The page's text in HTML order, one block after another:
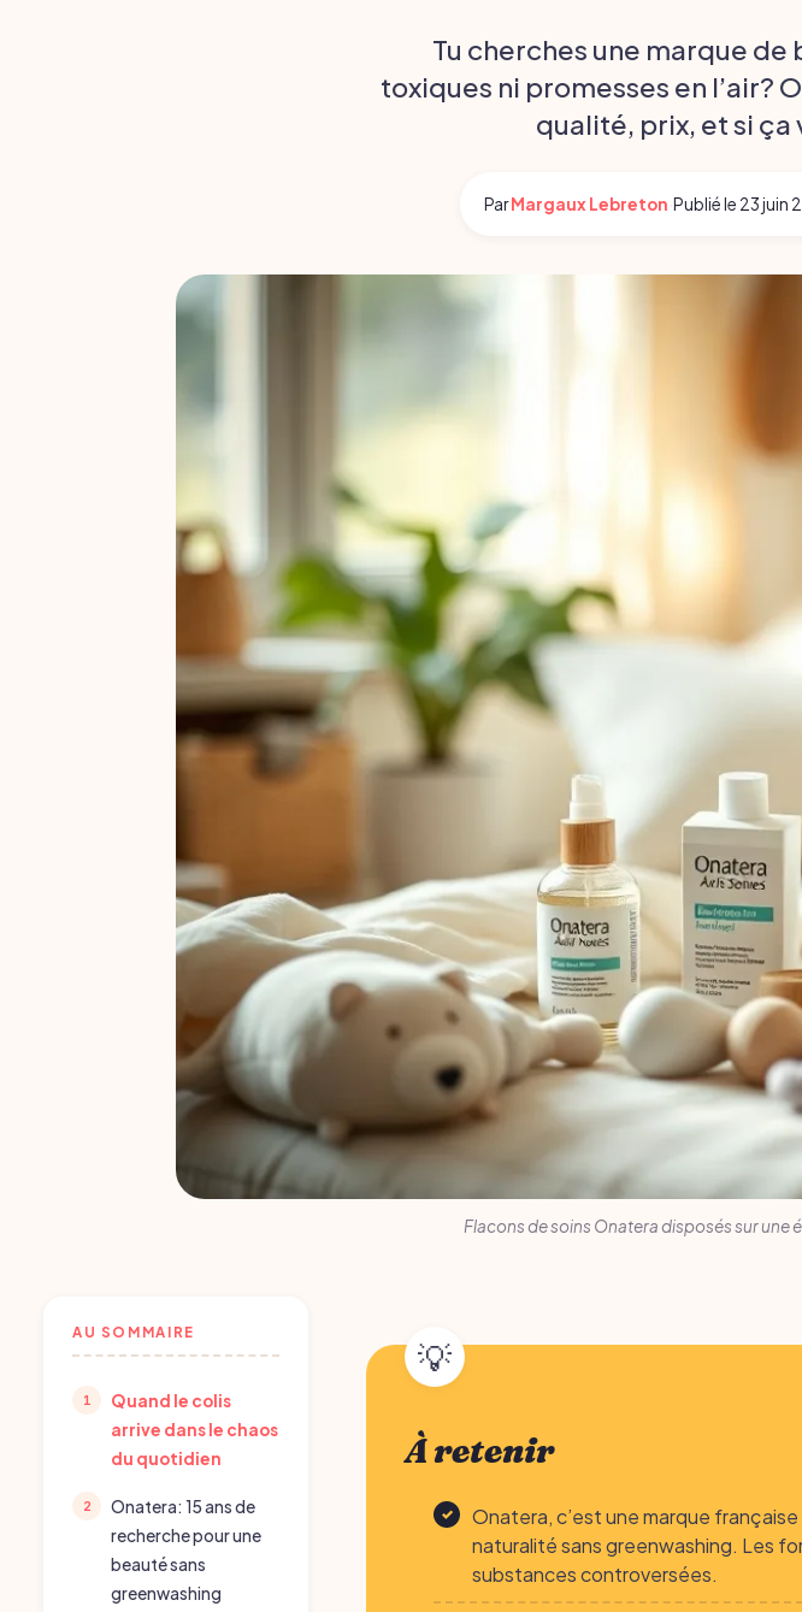
Tu cherches une marque
toxiques ni promesses en l’air?
qualité, prix, et si
ParMargaux Lebreton·Publié le 23 juin
Flacons de soins Onatera disposés sur une
AU SOMMAIRE
Quand le colis
arrive dans le chaos
du quotidien
Onatera: 15 ans de
recherche pour une
beauté sans
greenwashing
À retenir
Onatera, c’est une marque
naturalité sans greenwashing. Les
substances controversées.